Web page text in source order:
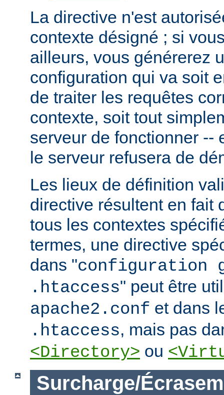
La directive n'est
contexte désigné ; si
ailleurs, vous générerez
configuration qui va soit
de traiter les requêtes
contexte, soit tout
serveur de fonctionner --
le serveur refusera de
Les lieux de définition
directive résultent en fait
tous les contextes
termes, une directive
dans "configuration
.htaccess" peut être
apache2.conf et dans
.htaccess, mais pas
<Directory> ou
Surcharge/